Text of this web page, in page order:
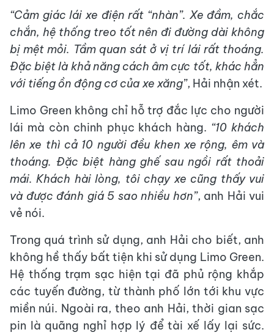
“Cảm giác lái xe điện rất “nhàn”. Xe đầm, chắc
chắn, hệ thống treo tốt nên đi đường dài không
bị mệt mỏi. Tầm quan sát ở vị trí lái rất thoáng.
Đặc biệt là khả năng cách âm cực tốt, khác hẳn
với tiếng ồn động cơ của xe xăng”, Hải nhận xét.
Limo Green không chỉ hỗ trợ đắc lực cho người
lái mà còn chinh phục khách hàng. “10 khách
lên xe thì cả 10 người đều khen xe rộng, êm và
thoáng. Đặc biệt hàng ghế sau ngồi rất thoải
mái. Khách hài lòng, tôi chạy xe cũng thấy vui
và được đánh giá 5 sao nhiều hơn”, anh Hải vui
vẻ nói.
Trong quá trình sử dụng, anh Hải cho biết, anh
không hề thấy bất tiện khi sử dụng Limo Green.
Hệ thống trạm sạc hiện tại đã phủ rộng khắp
các tuyến đường, từ thành phố lớn tới khu vực
miền núi. Ngoài ra, theo anh Hải, thời gian sạc
pin là quãng nghỉ hợp lý để tài xế lấy lại sức.